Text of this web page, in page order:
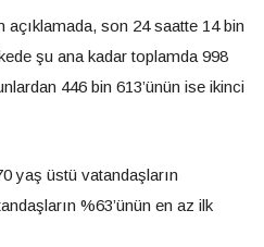
açıklamada, son 24 saatte 14 bin
şu ana kadar toplamda 998
446 bin 613’ünün ise ikinci
yaş üstü vatandaşların
%63’ünün en az ilk